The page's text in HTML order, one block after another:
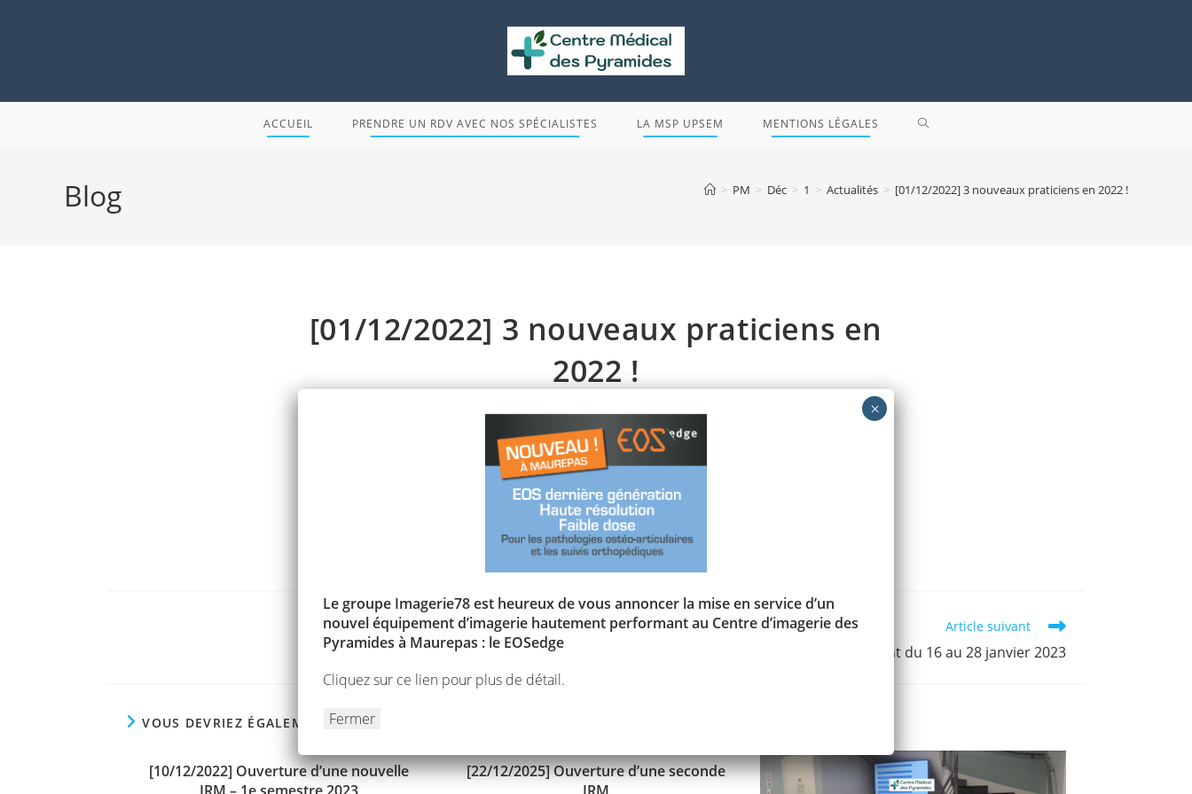
ACCUEIL PRENDRE UN RDV AVEC NOS SPÉCIALISTES LA MSP UPSEM MENTIONS LÉGALES TOGGLE
Blog > PM > Déc > 1 > Actualités > [01/12/2022] 3 nouveaux praticiens en 2022 !
[01/12/2022] 3 nouveaux praticiens en
2022 !
3 nouveaux praticiens ont fait leur arrivée au Centre Médical des Pyramides en 2022 :
, oncologue radiothérapeuthe
Docteur HEQUET Delphine, tous deux chirurgiens spécialisés en
cancérologie mammaire et gynécologique
Article suivant
[03/01/2023] le Dr Granero est absent du 16 au 28 janvier 2023
VOUS DEVRIEZ ÉGALEMENT AIMER
[10/12/2022] Ouverture d’une nouvelle
[22/12/2025] Ouverture d’une seconde
Le groupe Imagerie78 est heureux de vous annoncer la mise en service d’un
nouvel équipement d’imagerie hautement performant au Centre d’imagerie des
Pyramides à Maurepas : le EOSedge
Cliquez sur ce lien pour plus de détail.
Fermer